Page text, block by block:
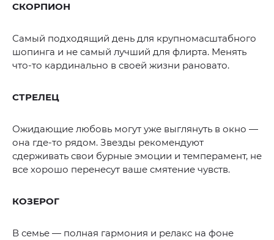
СКОРПИОН
Самый подходящий день для крупномасштабного
шопинга и не самый лучший для флирта. Менять
что-то кардинально в своей жизни рановато.
СТРЕЛЕЦ
Ожидающие любовь могут уже выглянуть в окно —
она где-то рядом. Звезды рекомендуют
сдерживать свои бурные эмоции и темперамент, не
все хорошо перенесут ваше смятение чувств.
КОЗЕРОГ
В семье — полная гармония и релакс на фоне